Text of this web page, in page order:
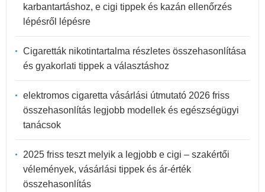
karbantartáshoz, e cigi tippek és kazán ellenőrzés
lépésről lépésre
Cigaretták nikotintartalma részletes összehasonlítása
és gyakorlati tippek a választáshoz
elektromos cigaretta vásárlási útmutató 2026 friss
összehasonlítás legjobb modellek és egészségügyi
tanácsok
2025 friss teszt melyik a legjobb e cigi – szakértői
vélemények, vásárlási tippek és ár-érték
összehasonlítás